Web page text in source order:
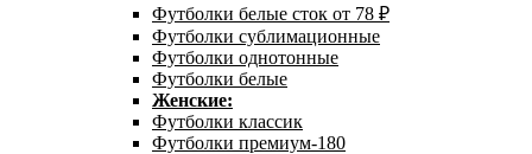
Футболки белые сток от 78 ₽
Футболки сублимационные
Футболки однотонные
Футболки белые
Женские:
Футболки классик
Футболки премиум-180